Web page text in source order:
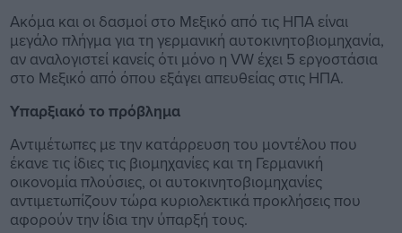
Ακόμα και οι δασμοί στο Μεξικό από τις ΗΠΑ είναι
μεγάλο πλήγμα για τη γερμανική αυτοκινητοβιομηχανία,
αν αναλογιστεί κανείς ότι μόνο η VW έχει 5 εργοστάσια
στο Μεξικό από όπου εξάγει απευθείας στις ΗΠΑ.
Υπαρξιακό το πρόβλημα
Αντιμέτωπες με την κατάρρευση του μοντέλου που
έκανε τις ίδιες τις βιομηχανίες και τη Γερμανική
οικονομία πλούσιες, οι αυτοκινητοβιομηχανίες
αντιμετωπίζουν τώρα κυριολεκτικά προκλήσεις που
αφορούν την ίδια την ύπαρξή τους.